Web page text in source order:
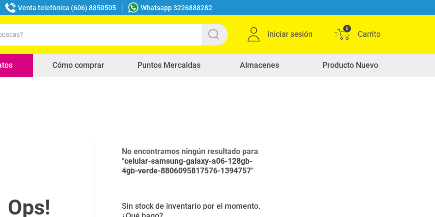
Venta telefónica (606) 8850505 Whatsapp 3226888282
Iniciar sesión
0
Cómo comprar Puntos Mercaldas Almacenes Producto Nuevo
No encontramos ningún resultado para
"celular-samsung-galaxy-a06-128gb-
4gb-verde-8806095817576-1394757"
Sin stock de inventario por el momento.
buscados